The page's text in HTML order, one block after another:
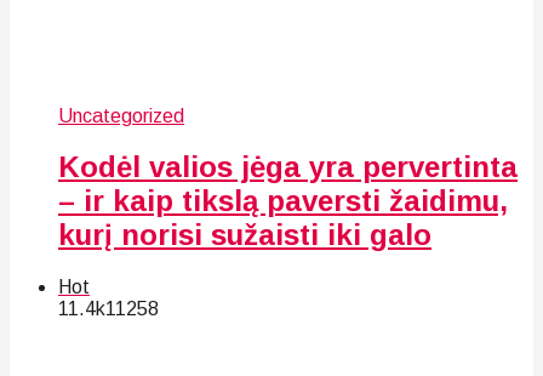
Uncategorized
Kodėl valios jėga yra pervertinta
– ir kaip tikslą paversti žaidimu,
kurį norisi sužaisti iki galo
Hot
11.4k11258